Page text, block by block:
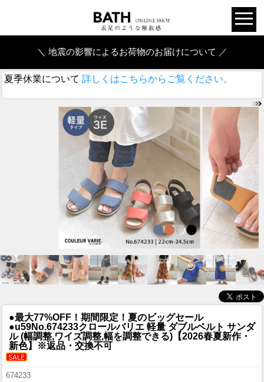
＼ 地震の影響によるお荷物のお届けについて ／
夏季休業について 詳しくはこちらからご覧ください。
●最大77%OFF！期間限定！夏のビッグセール
●u59No.674233クロールバリエ 軽量 ダブルベルト サンダ
ル (幅調整,ワイズ調整,幅を調整できる)【2026春夏新作・
新色】※返品・交換不可
674233